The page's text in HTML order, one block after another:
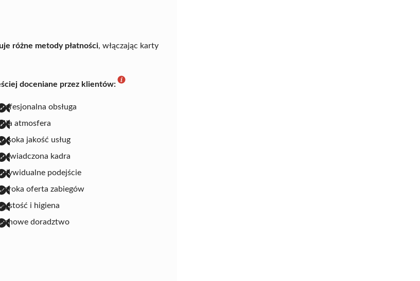
różne metody płatności, włączając karty
doceniane przez klientów:
obsługa
atmosfera
jakość usług
kadra
podejście
oferta zabiegów
i higiena
doradztwo